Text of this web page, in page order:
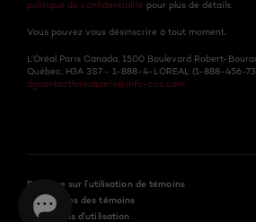
politique de confidentialité pour plus de détails.
Vous pouvez vous désinscrire à tout moment.
L’Oréal Paris Canada, 1500 Boulevard Robert-
Québec, H3A 3S7 - 1-888-4-LOREAL (1-888-456-
dgcontactlorealparis@info-ccc.com
Politique sur l’utilisation de témoins
Paramètres des témoins
Conditions d'utilisation